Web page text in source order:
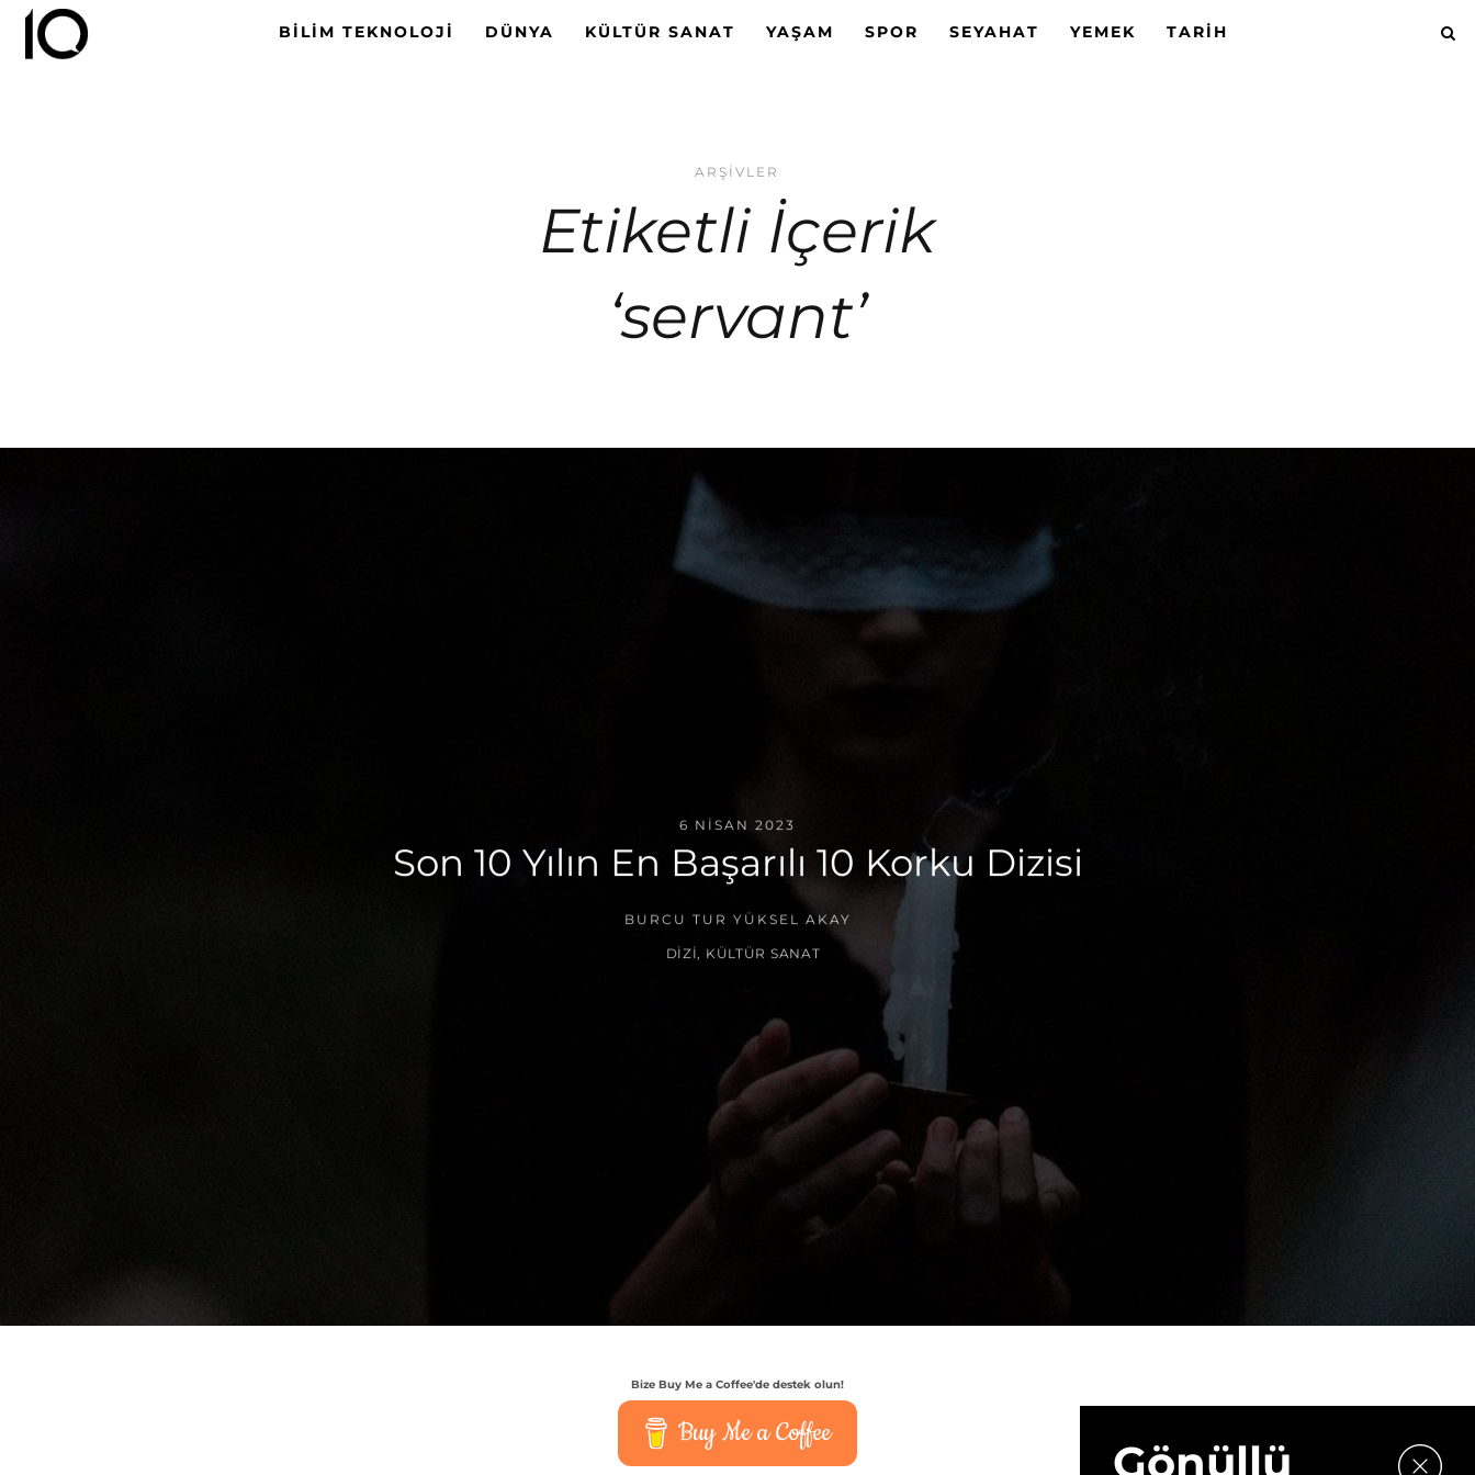
BILIM TEKNOLOJI DÜNYA KÜLTÜR SANAT YAŞAM SPOR SEYAHAT YEMEK TARIH
ARŞIVLER
Etiketli İçerik
‘servant’
6 NISAN 2023
Son 10 Yılın En Başarılı 10 Korku Dizisi
BURCU TUR YÜKSEL AKAY
DIZI, KÜLTÜR SANAT
Bize Buy Me a Coffee'de destek olun!
Buy Me a Coffee
Gönüllü